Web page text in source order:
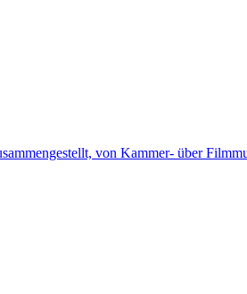
von Kammer- über